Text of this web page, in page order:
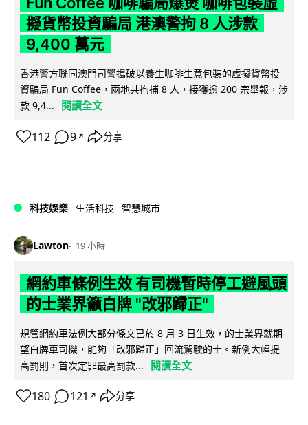
擬貨幣投資騙局 港澳警拘 8 人涉款
9,400 萬元
香港警方聯同澳門司警搗破以養生咖啡生意包裝的虛擬貨幣投
資騙局 Fun Coffee，兩地共拘捕 8 人，接獲逾 200 宗舉報，涉
款 9,4...
閱讀全文
112 9 ↗ 分享
科技娛樂 生活科技 智慧城市
Lawton 19 小時
網約車條例生效 有司機暫時停工避風頭
的士業界籲白牌 "改邪歸正"
規管網約車法例大部分條文已於 8 月 3 日生效，的士業界就期
望白牌車司機，能夠「改邪歸正」回流駕駛的士。新例大幅提
高罰則，首次定罪最高罰款...
閱讀全文
180 121 ↗ 分享